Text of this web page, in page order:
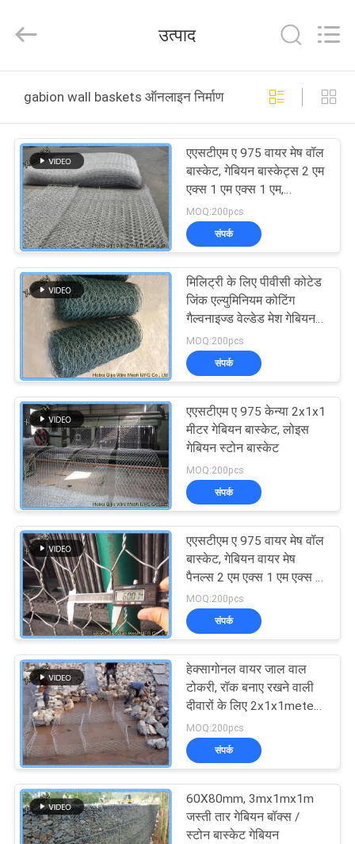
उत्पादों
हमारे
बारे
कारखाना
भ्रमण
गुणवत्ता
नियंत्रण
संपर्क
करें
एक
उद्धरण
का
अनुरोध
करें
साइटमैप
PRIVACY
POLICY
MFG
Rights
उत्पाद
gabion wall baskets ऑनलाइन निर्माण
एएसटीएम ए 975 वायर मेष वॉल
बास्केट, गेबियन बास्केट्स 2 एम
एक्स 1 एम एक्स 1 एम,
2x1x0.5 मिमी आकार
MOQ:200pcs
संपर्क
मिलिट्री के लिए पीवीसी कोटेड
जिंक एल्युमिनियम कोटिंग
गैल्वनाइज्ड वेल्डेड मेश गेबियन
बैरियर बास्केट
MOQ:200pcs
संपर्क
एएसटीएम ए 975 केन्या 2x1x1
मीटर गेबियन बास्केट, लोइस
गेबियन स्टोन बास्केट
MOQ:200pcs
संपर्क
एएसटीएम ए 975 वायर मेष वॉल
बास्केट, गेबियन वायर मेष
पैनल्स 2 एम एक्स 1 एम एक्स 1
एम, 2x1x0.5 एमएम
MOQ:200pcs
संपर्क
हेक्सागोनल वायर जाल वाल
टोकरी, रॉक बनाए रखने वाली
दीवारों के लिए 2x1x1meters
तार पिंजरों
MOQ:200pcs
संपर्क
60X80mm, 3mx1mx1m
जस्ती तार गेबियन बॉक्स /
स्टोन बास्केट गेबियन